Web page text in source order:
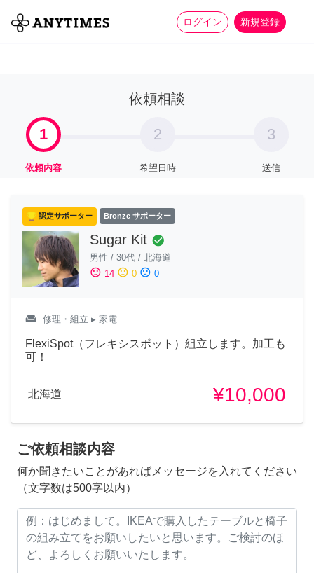
ログイン 新規登録
全て 家事 more_horiz
依頼相談
1
依頼内容
2
希望日時
3
送信
認定サポーター Bronze サポーター
Sugar Kit check_circle
男性 / 30代 / 北海道
sentiment_satisfied 14 sentiment_neutral 0 sentiment_dissatisfied 0
weekend 修理・組立 ▸ 家電
FlexiSpot（フレキシスポット）組立します。加工も
可！
北海道 ¥10,000
ご依頼相談内容
何か聞きたいことがあればメッセージを入れてください
（文字数は500字以内）